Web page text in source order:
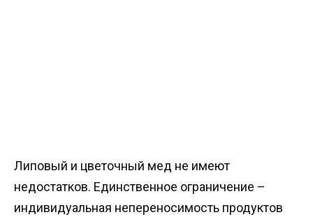
Липовый и цветочный мед не имеют
недостатков. Единственное ограничение –
индивидуальная непереносимость продуктов